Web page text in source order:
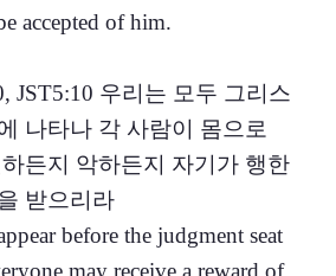
accepted of him.
JST5:10 우리는 모두 그리스
나타나 각 사람이 몸으로
든지 악하든지 자기가 행한
받으리라
before the judgment seat
may receive a reward of